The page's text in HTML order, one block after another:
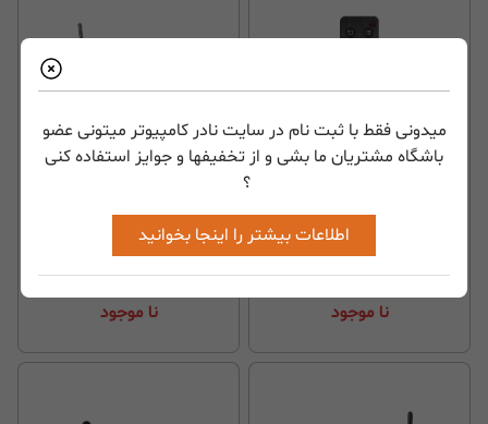
میدونی فقط با ثبت نام در سایت نادر کامپیوتر میتونی عضو
باشگاه مشتریان ما بشی و از تخفیفها و جوایز استفاده کنی
؟
اطلاعات بیشتر را اینجا بخوانید
ریموت کنترل مینیکس
MINIX NEO M1 Wireless
AirMouse
نا موجود
اندروید باکس مینیکس
MiNiX Android TV Box
Neo x6
نا موجود